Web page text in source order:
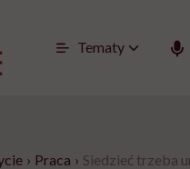
Tematy
› Praca › Siedzieć trzeba